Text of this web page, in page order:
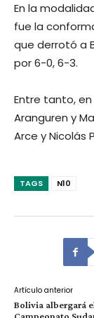
En la
fue la
que derrotó a
por 6-0, 6-3.
Entre tanto,
Aranguren y
Arce y Nicolás
TAGS N10
Artículo anterior
Bolivia albergará